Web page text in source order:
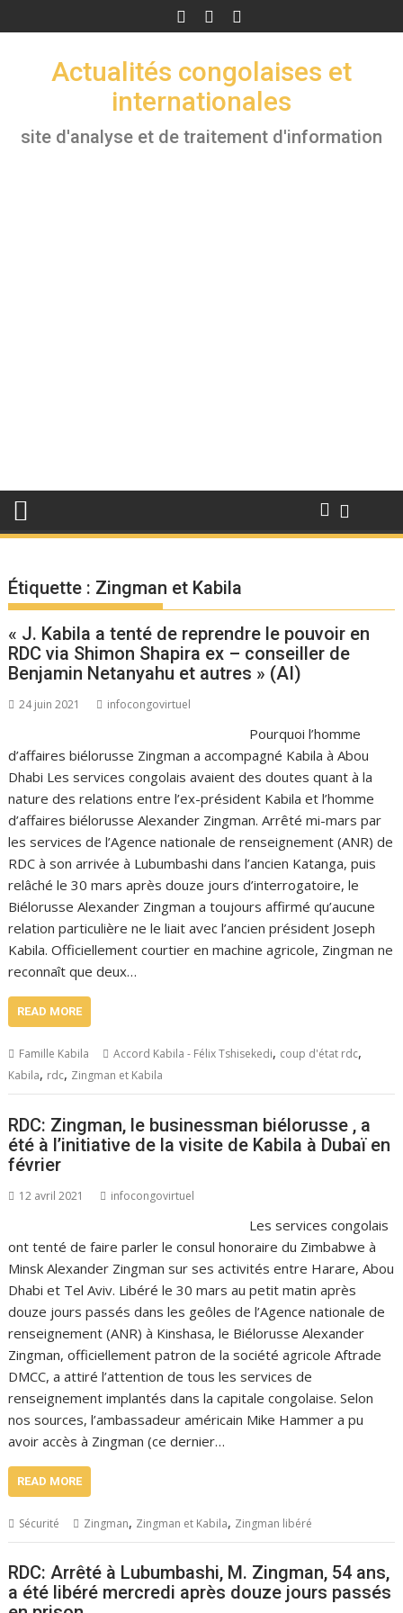
to
Actualités congolaises et
internationales
site d'analyse et de traitement d'information
Étiquette : Zingman et Kabila
« J. Kabila a tenté de reprendre le pouvoir en
RDC via Shimon Shapira ex – conseiller de
Benjamin Netanyahu et autres » (AI)
24 juin 2021 infocongovirtuel
Pourquoi l’homme
d’affaires biélorusse Zingman a accompagné Kabila à Abou
Dhabi Les services congolais avaient des doutes quant à la
nature des relations entre l’ex-président Kabila et l’homme
d’affaires biélorusse Alexander Zingman. Arrêté mi-mars par
les services de l’Agence nationale de renseignement (ANR) de
RDC à son arrivée à Lubumbashi dans l’ancien Katanga, puis
relâché le 30 mars après douze jours d’interrogatoire, le
Biélorusse Alexander Zingman a toujours affirmé qu’aucune
relation particulière ne le liait avec l’ancien président Joseph
Kabila. Officiellement courtier en machine agricole, Zingman ne
reconnaît que deux…
READ MORE
Famille Kabila Accord Kabila - Félix Tshisekedi, coup d'état rdc,
Kabila, rdc, Zingman et Kabila
RDC: Zingman, le businessman biélorusse , a
été à l’initiative de la visite de Kabila à Dubaï en
février
12 avril 2021 infocongovirtuel
Les services congolais
ont tenté de faire parler le consul honoraire du Zimbabwe à
Minsk Alexander Zingman sur ses activités entre Harare, Abou
Dhabi et Tel Aviv. Libéré le 30 mars au petit matin après
douze jours passés dans les geôles de l’Agence nationale de
renseignement (ANR) à Kinshasa, le Biélorusse Alexander
Zingman, officiellement patron de la société agricole Aftrade
DMCC, a attiré l’attention de tous les services de
renseignement implantés dans la capitale congolaise. Selon
nos sources, l’ambassadeur américain Mike Hammer a pu
avoir accès à Zingman (ce dernier…
READ MORE
Sécurité Zingman, Zingman et Kabila, Zingman libéré
RDC: Arrêté à Lubumbashi, M. Zingman, 54 ans,
a été libéré mercredi après douze jours passés